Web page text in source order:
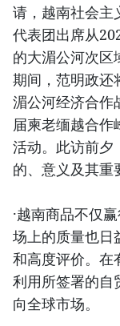
请，越南社会主
代表团出席从
的大湄公河次区
期间，范明政还
湄公河经济合作
届柬老缅越合
活动。此访前夕
的、意义及其重
·越南商品不仅
场上的质量也日
和高度评价。在
利用所签署的自
向全球市场。